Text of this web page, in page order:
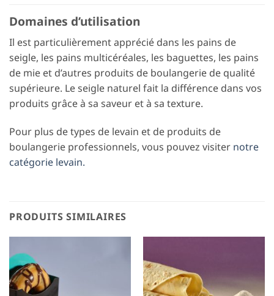
Domaines d’utilisation
Il est particulièrement apprécié dans les pains de
seigle, les pains multicéréales, les baguettes, les pains
de mie et d’autres produits de boulangerie de qualité
supérieure. Le seigle naturel fait la différence dans vos
produits grâce à sa saveur et à sa texture.
Pour plus de types de levain et de produits de
boulangerie professionnels, vous pouvez visiter notre
catégorie levain.
PRODUITS SIMILAIRES